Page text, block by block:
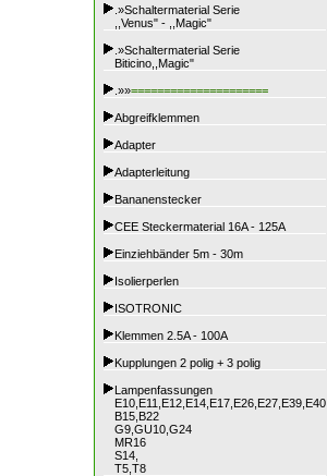
.»Schaltermaterial Serie
,,Venus" - ,,Magic"
.»Schaltermaterial Serie
Biticino,,Magic"
.»»=====================
Abgreifklemmen
Adapter
Adapterleitung
Bananenstecker
CEE Steckermaterial 16A - 125A
Einziehbänder 5m - 30m
Isolierperlen
ISOTRONIC
Klemmen 2.5A - 100A
Kupplungen 2 polig + 3 polig
Lampenfassungen
E10,E11,E12,E14,E17,E26,E27,E39,E40
B15,B22
G9,GU10,G24
MR16
S14,
T5,T8